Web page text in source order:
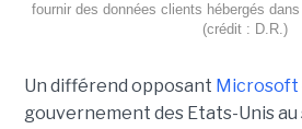
fournir des données clients hébergés
(crédit : D.R.)
Un différend opposant Microsoft
gouvernement des Etats-Unis